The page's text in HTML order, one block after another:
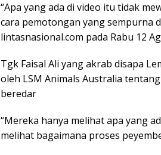
“Apa yang ada di video itu tidak
cara pemotongan yang sempurna
lintasnasional.com pada Rabu 12
Tgk Faisal Ali yang akrab disapa
oleh LSM Animals Australia
beredar
“Mereka hanya melihat apa yang
melihat bagaimana proses